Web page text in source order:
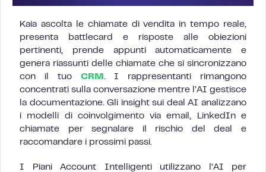
Kaia ascolta le chiamate di vendita in tempo reale,
presenta battlecard e risposte alle obiezioni
pertinenti, prende appunti automaticamente e
genera riassunti delle chiamate che si sincronizzano
con il tuo CRM
. I rappresentanti rimangono
concentrati sulla conversazione mentre l’AI gestisce
la documentazione. Gli insight sui deal AI analizzano
i modelli di coinvolgimento via email, LinkedIn e
chiamate per segnalare il rischio del deal e
raccomandare i prossimi passi.
I Piani Account Intelligenti utilizzano l’AI per